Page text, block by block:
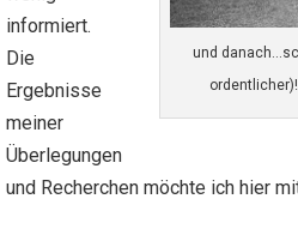
und
informiert.
Die
Ergebnisse
meiner
Überlegungen
und Recherchen möchte ich hier